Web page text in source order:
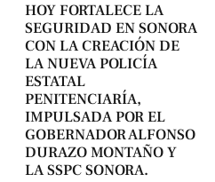
HOY FORTALECE LA
SEGURIDAD EN SONORA
CON LA CREACIÓN DE
LA NUEVA POLICÍA
ESTATAL
PENITENCIARÍA,
IMPULSADA POR EL
GOBERNADOR ALFONSO
DURAZO MONTAÑO Y
LA SSPC SONORA.